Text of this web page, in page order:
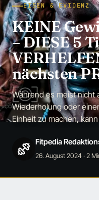
EISEN & EVIDENZ
KEINE
– DIESE 5
nächsten
Während es meist nicht
Wiederholung oder
Einheit zu machen,
Fitpedia
26. August 2024· 2